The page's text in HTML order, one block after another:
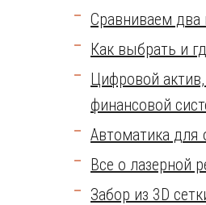
Сравниваем два
Как выбрать и
Цифровой
финансовой
Автоматика для
Все о лазерной
Забор из 3D